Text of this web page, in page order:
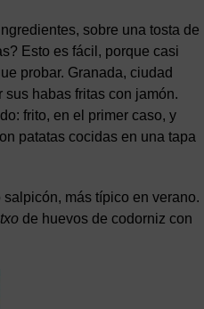
sobre una tosta de
Esto es fácil, porque casi
probar. Granada, ciudad
habas fritas con jamón.
frito, en el primer caso, y
patatas cocidas en una tapa
más típico en verano.
de huevos de codorniz con